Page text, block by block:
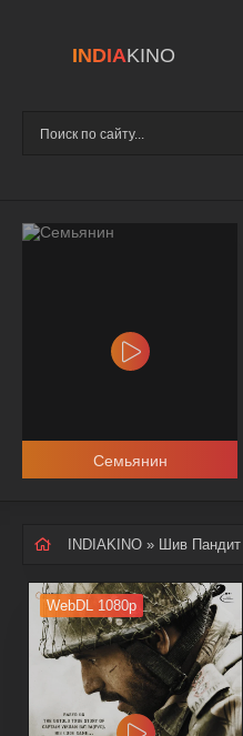
INDIAKINO
Семьянин
INDIAKINO » Шив Пандит
WebDL 1080p